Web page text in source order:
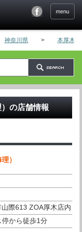
menu
神奈川県 > 本厚木
の店舗情報
）
際613 ZOA厚木店内
停から徒歩1分